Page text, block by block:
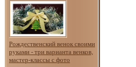
Рождественский венок своими
руками - три варианта венков,
мастер-классы с фото